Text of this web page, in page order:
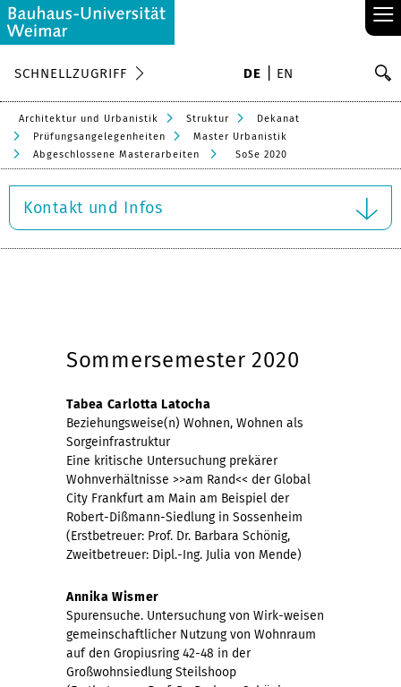
≡
SCHNELLZUGRIFF DE EN
Architektur und Urbanistik Struktur
Dekanat
Prüfungsangelegenheiten
Master Urbanistik
Abgeschlossene Masterarbeiten
SoSe 2020
Kontakt und Infos
Sommersemester 2020
Tabea Carlotta Latocha
Beziehungsweise(n) Wohnen, Wohnen als
Sorgeinfrastruktur
Eine kritische Untersuchung prekärer
Wohnverhältnisse >>am Rand<< der Global
City Frankfurt am Main am Beispiel der
Robert-Dißmann-Siedlung in Sossenheim
(Erstbetreuer: Prof. Dr. Barbara Schönig,
Zweitbetreuer: Dipl.-Ing. Julia von Mende)
Annika Wismer
Spurensuche. Untersuchung von Wirk-weisen
gemeinschaftlicher Nutzung von Wohnraum
auf den Gropiusring 42-48 in der
Großwohnsiedlung Steilshoop